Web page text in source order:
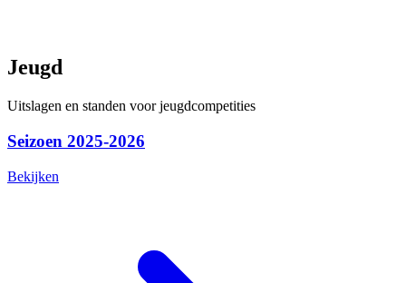
Jeugd
Uitslagen en standen voor jeugdcompetities
Seizoen 2025-2026
Bekijken